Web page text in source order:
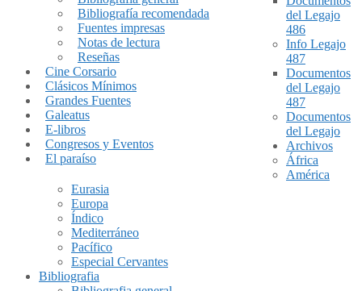
Bibliografía recomendada
Fuentes impresas
Notas de lectura
Reseñas
Cine Corsario
Clásicos Mínimos
Grandes Fuentes
Galeatus
E-libros
Congresos y Eventos
El paraíso
del Legajo
486
Info Legajo
487
Documentos
del Legajo
487
Documentos
del Legajo
Archivos
África
América
Eurasia
Europa
Índico
Mediterráneo
Pacífico
Especial Cervantes
Bibliografia